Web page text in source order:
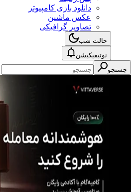
دانلود بازی کامپیوتر
عکس ماشین
تصاویر گرافیکی
حالت شب
نوتیفیکیشن
جستجو